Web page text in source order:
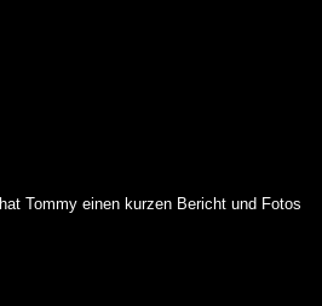
hat Tommy einen kurzen Bericht und Fotos